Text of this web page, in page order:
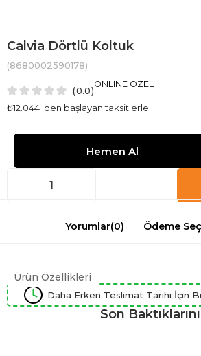
Calvia Dörtlü Koltuk
(8680002590178)
0.0
₺12.044 'den başlayan taksitlerle
ONLINE ÖZEL
Yorumlar(0) Ödeme
Ürün Özellikleri
Daha Erken Teslimat Tarihi İçin
Son